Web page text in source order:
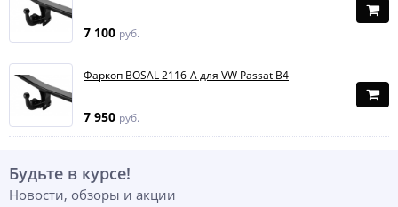
7 100 руб.
Фаркоп BOSAL 2116-A для VW Passat B4
7 950 руб.
Будьте в курсе!
Новости, обзоры и акции